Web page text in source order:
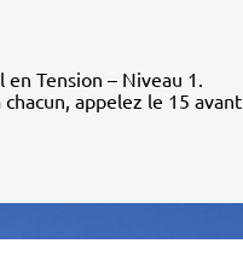
Tension – Niveau 1.
appelez le 15 avant